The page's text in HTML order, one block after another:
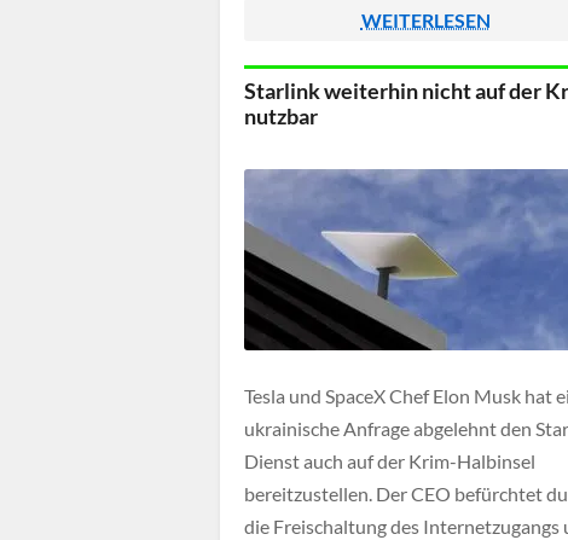
Roaminggebühren. Umgekehrt würden
auch EU-Bürgerinnen und Bürger in
Ukraine von denselben Vorteilen
WEITERLESEN
Starlink weiterhin nicht auf der
nutzbar
Tesla und SpaceX Chef Elon Musk hat
ukrainische Anfrage abgelehnt den
Dienst auch auf der Krim-Halbinsel
bereitzustellen. Der CEO befürchtet
die Freischaltung des Internetzugangs